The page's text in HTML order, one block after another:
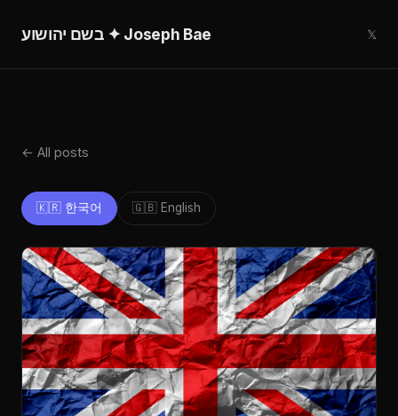
בשם יהושוע ✦ Joseph Bae 𝕏
← All posts
🇰🇷 한국어 🇬🇧 English